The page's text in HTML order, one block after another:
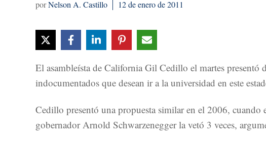
Nelson A. Castillo 12 de enero de 2011
El asambleísta de California Gil Cedillo el martes presentó
indocumentados que desean ir a la universidad en este
Cedillo presentó una propuesta similar en el 2006,
gobernador Arnold Schwarzenegger la vetó 3 veces,